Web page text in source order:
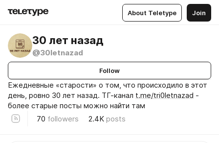
About Teletype Join
30 лет назад
@30letnazad
Follow
Ежедневные «старости» о том, что происходило в этот
день, ровно 30 лет назад. ТГ-канал t.me/tri0letnazad -
более старые посты можно найти там
70 followers 2.4K posts